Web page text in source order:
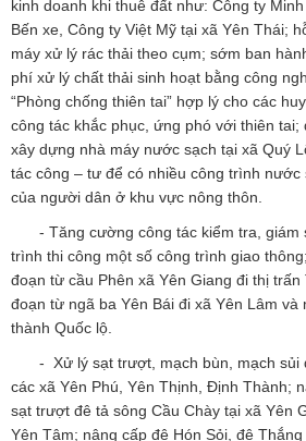
kinh doanh khi thuê đất như: Công ty
Bến xe, Công ty Việt Mỹ tại xã Yên Thái;
máy xử lý rác thải theo cụm; sớm ban
phí xử lý chất thải sinh hoạt bằng công
“Phòng chống thiên tai” hợp lý cho các
công tác khắc phục, ứng phó với thiên
xây dựng nhà máy nước sạch tại xã Quý
tác công – tư để có nhiều công trình nước
của người dân ở khu vực nông thôn.
- Tăng cường công tác kiểm tra, giám
trình thi công một số công trình giao
đoạn từ cầu Phên xã Yên Giang đi thị
đoạn từ ngã ba Yên Bái đi xã Yên Lâm và
thành Quốc lộ.
- Xử lý sạt trượt, mạch bùn, mạch sủi
các xã Yên Phú, Yên Thịnh, Định Thành;
sạt trượt đê tả sông Cầu Chày tại xã Yên
Yên Tâm; nâng cấp đê Hón Sỏi, đê